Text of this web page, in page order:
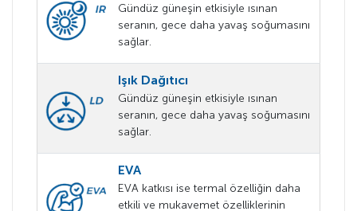
Gündüz güneşin etkisiyle ısınan
seranın, gece daha yavaş soğumasını
sağlar.
Işık Dağıtıcı
Gündüz güneşin etkisiyle ısınan
seranın, gece daha yavaş soğumasını
sağlar.
EVA
EVA katkısı ise termal özelliğin daha
etkili ve mukavemet özelliklerinin